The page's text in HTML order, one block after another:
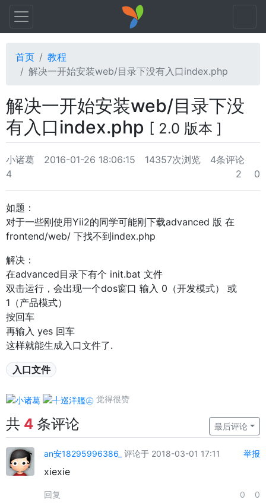
首页
教程
解决一开始安装web/目录下没有入口index.php
解决一开始安装web/目录下没
有入口index.php [ 2.0 版本 ]
小诸葛 2016-01-26 18:06:15 14357次浏览
4条评论
4
2 0
如题：
对于一些刚使用Yii2的同学可能刚下载advanced 版 在
frontend/web/ 下找不到index.php
解决：
在advanced目录下有个 init.bat 文件
双击运行，会出现一个dos窗口 输入 0（开发模式） 或
1（产品模式）
按回车
再输入 yes 回车
这样就能生成入口文件了.
入口文件
觉得很赞
共 4 条评论 最后评论
an安18295996386_ 评论于 2018-03-01 17:11 举报
xiexie
回复 0 0